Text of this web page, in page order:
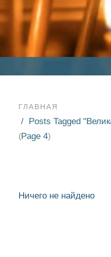
ГЛАВНАЯ
Posts Tagged
(Page 4)
Ничего не найдено